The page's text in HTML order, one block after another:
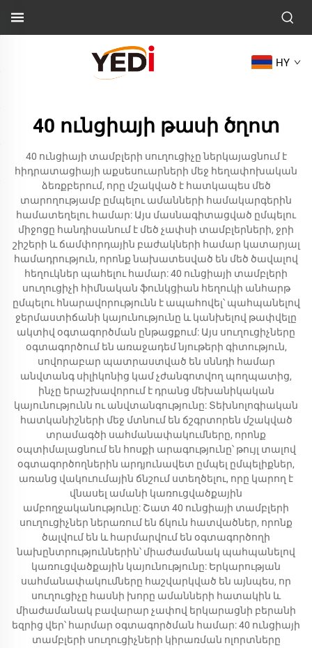
HY
40 ունցիայի թասի ծղոտ
40 ունցիայի տամբլերի սուղուցիչը ներկայացնում է
հիդրատացիայի աքսեսուարների մեջ հեղափոխական
ձեռքբերում, որը մշակված է հատկապես մեծ
տարողությամբ ըմպելու ամանների համակարգերին
համատեղելու համար: Այս մասնագիտացված ըմպելու
միջոցը հանդիսանում է մեծ չափսի տամբլերների, ջրի
շիշերի և ճամփորդային բաժակների համար կատարյալ
համադրություն, որոնք նախատեսված են մեծ ծավալով
հեղուկներ պահելու համար: 40 ունցիայի տամբլերի
սուղուցիչի հիմնական ֆունկցիան հեղուկի անհարթ
ըմպելու հնարավորությունն է ապահովել՝ պահպանելով
ջերմաստիճանի կայունությունը և կանխելով թափվելը
ակտիվ օգտագործման ընթացքում: Այս սուղուցիչները
օգտագործում են առաջադեմ նյութերի գիտություն,
սովորաբար պատրաստված են սննդի համար
անվտանգ սիլիկոնից կամ չժանգոտվող պողպատից,
ինչը երաշխավորում է դրանց մեխանիկական
կայունությունն ու անվտանգությունը: Տեխնոլոգիական
հատկանիշների մեջ մտնում են ճշգրտորեն մշակված
տրամագծի սահմանափակումները, որոնք
օպտիմալացնում են հոսքի արագությունը՝ թույլ տալով
օգտագործողներին արդյունավետ ըմպել ըմպելիքներ,
առանց վակուումային ճնշում ստեղծելու, որը կարող է
վնասել ամանի կառուցվածքային
ամբողջականությունը: Շատ 40 ունցիայի տամբլերի
սուղուցիչներ ներառում են ճկուն հատվածներ, որոնք
ծալվում են և հարմարվում են օգտագործողի
նախընտրություններին՝ միաժամանակ պահպանելով
կառուցվածքային կայունությունը: Երկարության
սահմանափակումները հաշվարկված են այնպես, որ
սուղուցիչը հասնի խորը ամանների հատակին և
միաժամանակ բավարար չափով երկարացնի բերանի
եզրից վեր՝ հարմար օգտագործման համար: 40 ունցիայի
տամբլերի սուղուցիչների կիրառման ոլորտները